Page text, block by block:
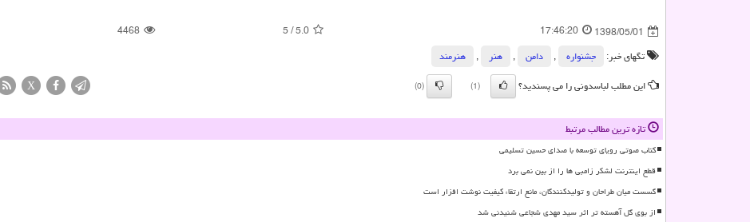
1398/05/01
17:46:20
5.0
/
5
4468
تگهای خبر:
جشنواره , دامن , هنر ,
هنرمند
این مطلب لباسدونی را می پسندید؟
(1)
(0)
X
تازه ترین مطالب مرتبط
کتاب صوتی رویای توسعه با صدای حسین تسلیمی
قطع اینترنت لشکر زامبی ها را از بین نمی برد
گسست میان طراحان و تولیدکنندگان، مانع ارتقاء کیفیت نوشت افزار است
از بوی گل آهسته تر اثر سید مهدی شجاعی شنیدنی شد